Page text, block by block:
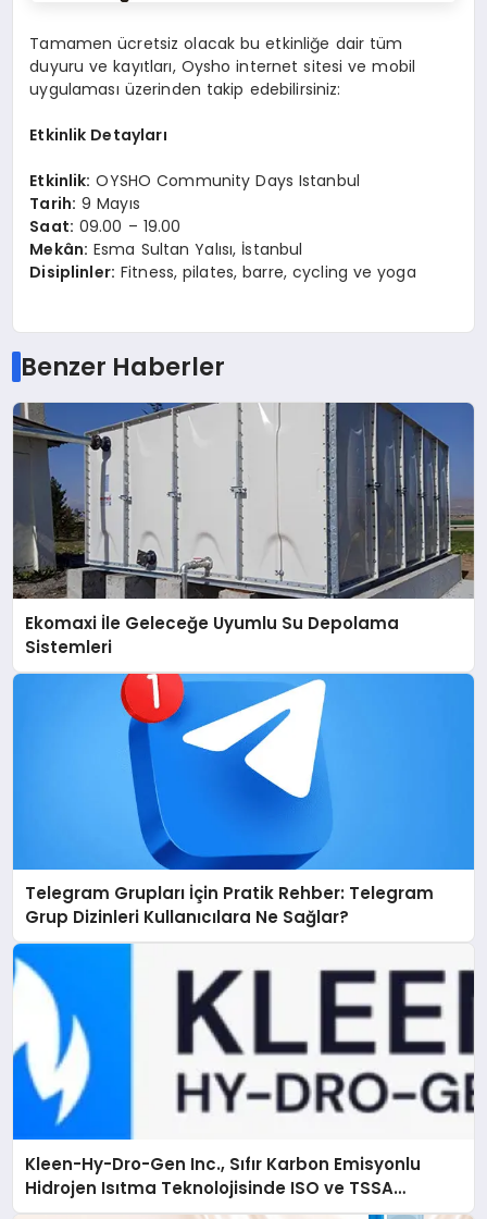
Tamamen ücretsiz olacak bu etkinliğe dair tüm
duyuru ve kayıtları, Oysho internet sitesi ve mobil
uygulaması üzerinden takip edebilirsiniz:
Etkinlik Detayları
Etkinlik: OYSHO Community Days Istanbul
Tarih: 9 Mayıs
Saat: 09.00 – 19.00
Mekân: Esma Sultan Yalısı, İstanbul
Disiplinler: Fitness, pilates, barre, cycling ve yoga
Benzer Haberler
Ekomaxi İle Geleceğe Uyumlu Su Depolama
Sistemleri
Telegram Grupları İçin Pratik Rehber: Telegram
Grup Dizinleri Kullanıcılara Ne Sağlar?
Kleen-Hy-Dro-Gen Inc., Sıfır Karbon Emisyonlu
Hidrojen Isıtma Teknolojisinde ISO ve TSSA
Düzenleyici Onaylarını Aldı